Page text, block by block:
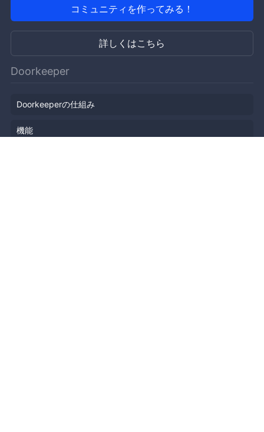
コミュニティを作ってみる！
詳しくはこちら
Doorkeeper
Doorkeeperの仕組み
機能